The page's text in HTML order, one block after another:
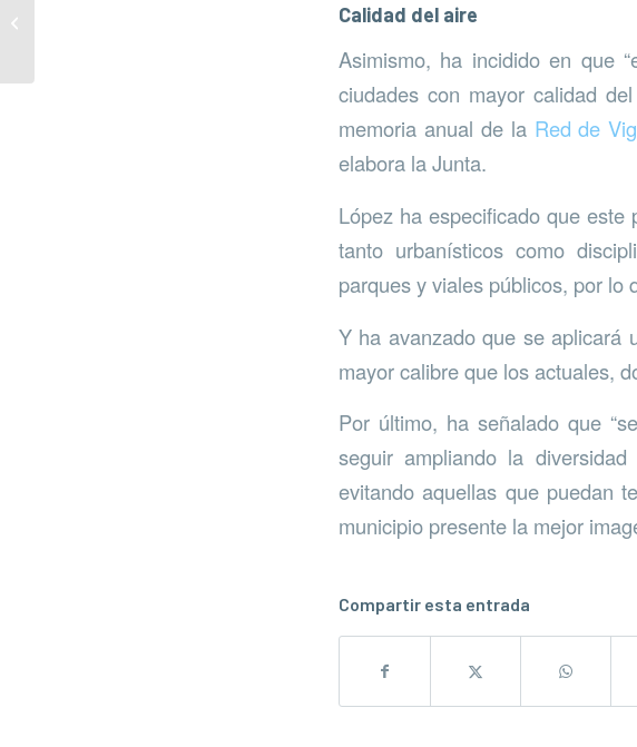
Calidad del aire
Asimismo, ha incidido en que
ciudades con mayor calidad
memoria anual de la Red de
elabora la Junta.
López ha especificado que este
tanto urbanísticos como
parques y viales públicos, por lo
Y ha avanzado que se aplicará
mayor calibre que los actuales,
Por último, ha señalado que
seguir ampliando la
evitando aquellas que puedan
municipio presente la mejor
Compartir esta entrada